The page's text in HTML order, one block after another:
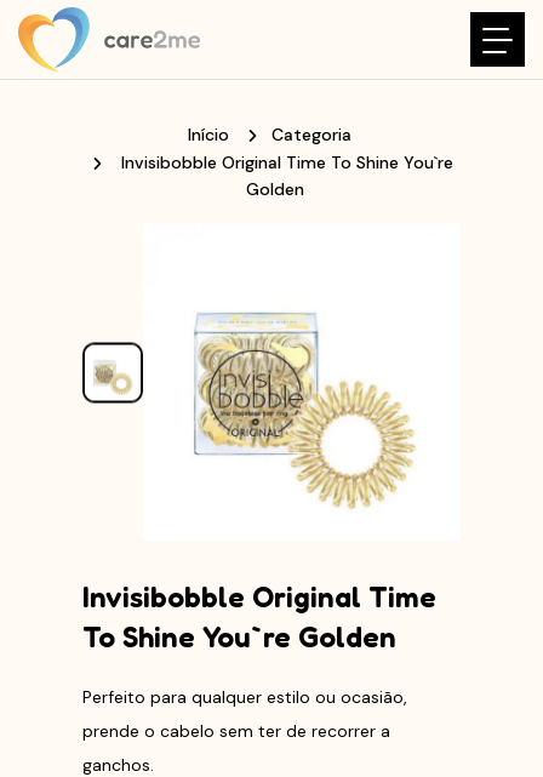
Início
Categoria
Invisibobble Original Time To Shine You`re
Golden
Invisibobble Original Time
To Shine You`re Golden
Perfeito para qualquer estilo ou ocasião,
prende o cabelo sem ter de recorrer a
ganchos.